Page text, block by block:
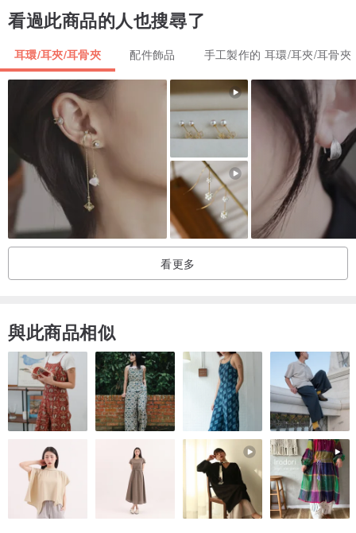
❤當你沒有戴著你的珠寶安全店時，他們會把它們放進原來的包裝
❤用溫水洗滌鍍金首飾。使用溫和的肥皂，用柔軟的牙刷將碎屑從角
落和縫隙中取出。
要溫和，不要太用力。也可以使用珠寶拋光布來恢復光澤。在某些情
況下，珠寶清潔液適用於鍍金首飾。與溫和的肥皂相比，它在污垢和
粘性物質上更加堅韌。請謹慎使用，僅在必要時使用
❤所有產品都配有小巧可愛的盒子也護理卡❤
看過此商品的人也搜尋了
耳環/耳夾/耳骨夾 配件飾品 手工製作的 耳環/耳夾/耳骨夾
看更多
與此商品相似